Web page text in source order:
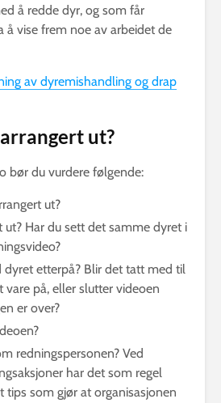
å redde dyr, og som får
å vise frem noe av arbeidet de
av dyremishandling og drap
ut?
bør du vurdere følgende:
ut?
ut? Har du sett det samme dyret i
dyret etterpå? Blir det tatt med til
vare på, eller slutter videoen
er over?
redningspersonen? Ved
har det som regel
tips som gjør at organisasjonen